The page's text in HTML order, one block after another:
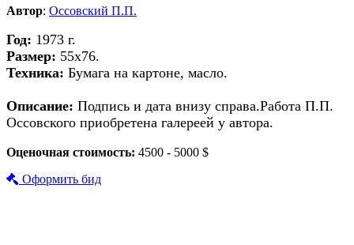
Автор: Оссовский П.П.
Год: 1973 г.
Размер: 55х76.
Техника: Бумага на картоне, масло.
Описание: Подпись и дата внизу справа.Работа П.П.
Оссовского приобретена галереей у автора.
Оценочная стоимость: 4500 - 5000 $
Оформить бид